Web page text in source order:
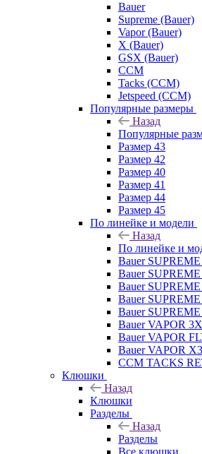
Bauer
Supreme (Bauer)
Vapor (Bauer)
X (Bauer)
GSX (Bauer)
CCM
Tacks (CCM)
Jetspeed (CCM)
Популярные размеры
Назад
Популярные
Размер 43
Размер 42
Размер 40
Размер 41
Размер 44
Размер 45
По линейке и модели
Назад
По линейке и
Bauer
Bauer
Bauer
Bauer
Bauer
Bauer VAPOR
Bauer VAPOR
Bauer VAPOR X3
CCM TACKS
Клюшки
Назад
Клюшки
Разделы
Назад
Разделы
Все клюшки